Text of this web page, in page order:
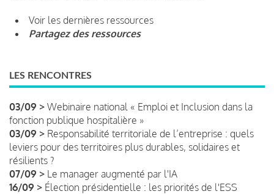
Voir les dernières ressources
Partagez des ressources
LES RENCONTRES
03/09 > Webinaire national « Emploi et Inclusion dans la
fonction publique hospitalière »
03/09 > Responsabilité territoriale de l’entreprise : quels
leviers pour des territoires plus durables, solidaires et
résilients ?
07/09 > Le manager augmenté par l'IA
16/09 > Élection présidentielle : les priorités de l'ESS